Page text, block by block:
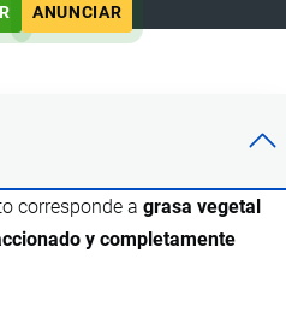
ANUNCIAR
corresponde a grasa vegetal
y completamente